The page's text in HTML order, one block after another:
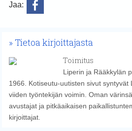
Jaa:
Tietoa kirjoittajasta
Toimitus
Liperin ja Rääkkylän
1966. Kotiseutu-uutisten sivut syntyvät
viiden työntekijän voimin. Oman
avustajat ja pitkäaikaisen
kirjoittajat.